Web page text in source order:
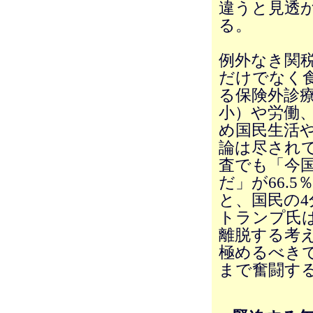
違うと見透
る。
例外なき関
だけでなく
る保険外診
小）や労働
め国民生活
論は尽され
査でも「今
だ」が66.5
と、国民の
トランプ氏
離脱する考
極めるべき
まで奮闘す